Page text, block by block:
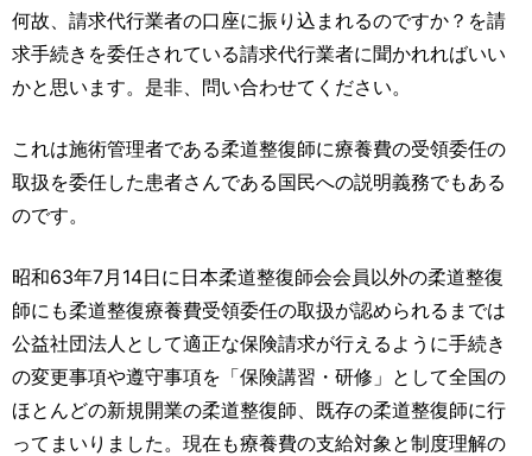
何故、請求代行業者の口座に振り込まれるのですか？を請
求手続きを委任されている請求代行業者に聞かれればいい
かと思います。是非、問い合わせてください。
これは施術管理者である柔道整復師に療養費の受領委任の
取扱を委任した患者さんである国民への説明義務でもある
のです。
昭和63年7月14日に日本柔道整復師会会員以外の柔道整復
師にも柔道整復療養費受領委任の取扱が認められるまでは
公益社団法人として適正な保険請求が行えるように手続き
の変更事項や遵守事項を「保険講習・研修」として全国の
ほとんどの新規開業の柔道整復師、既存の柔道整復師に行
ってまいりました。現在も療養費の支給対象と制度理解の